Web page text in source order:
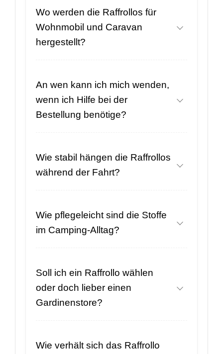
Wo werden die Raffrollos für
Wohnmobil und Caravan
hergestellt?
An wen kann ich mich wenden,
wenn ich Hilfe bei der
Bestellung benötige?
Wie stabil hängen die Raffrollos
während der Fahrt?
Wie pflegeleicht sind die Stoffe
im Camping-Alltag?
Soll ich ein Raffrollo wählen
oder doch lieber einen
Gardinenstore?
Wie verhält sich das Raffrollo